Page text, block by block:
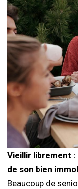
Vieillir librement
de son bien
Beaucoup de